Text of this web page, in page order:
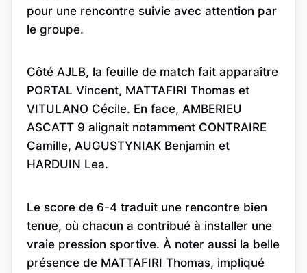
pour une rencontre suivie avec attention par
le groupe.
Côté AJLB, la feuille de match fait apparaître
PORTAL Vincent, MATTAFIRI Thomas et
VITULANO Cécile. En face, AMBERIEU
ASCATT 9 alignait notamment CONTRAIRE
Camille, AUGUSTYNIAK Benjamin et
HARDUIN Lea.
Le score de 6-4 traduit une rencontre bien
tenue, où chacun a contribué à installer une
vraie pression sportive. À noter aussi la belle
présence de MATTAFIRI Thomas, impliqué